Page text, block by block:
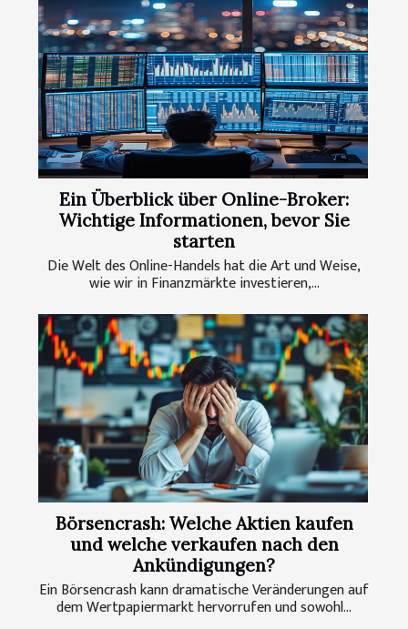
Ein Überblick über Online-Broker:
Wichtige Informationen, bevor Sie
starten
Die Welt des Online-Handels hat die Art und Weise,
wie wir in Finanzmärkte investieren,...
Börsencrash: Welche Aktien kaufen
und welche verkaufen nach den
Ankündigungen?
Ein Börsencrash kann dramatische Veränderungen auf
dem Wertpapiermarkt hervorrufen und sowohl...